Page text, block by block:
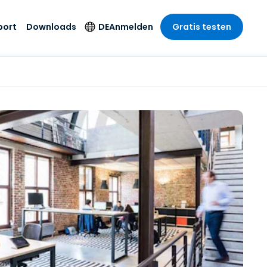
SSO
Endpunkterkennung
und -reaktion
Foxpass Wi-Fi Zugriff
und Kontrolle
Sicherer Zero-Trust-
Arbeitsbereich
Shield (Anti-Betrug)
Alle Produkte
Unterhaltung
und
Sektor
und Design
Buchhaltung
Unterhaltung
anzeigen
Downloads DE
Deutsch
Español
Français
Italiano
Nederlands
Português
简体中文
繁體中文
Anmelden Gratis testen